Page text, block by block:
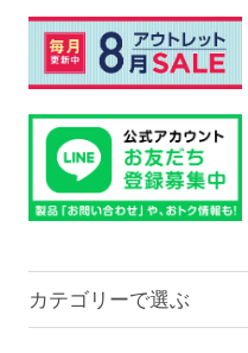
カテゴリーで選ぶ